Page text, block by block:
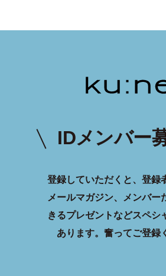
IDメンバー
登録していただくと、登録
メールマガジン、メンバー
きるプレゼントなどスペシ
あります。 奮ってご登録